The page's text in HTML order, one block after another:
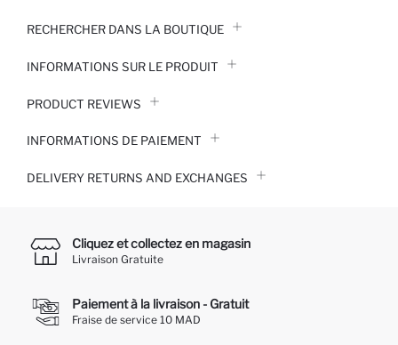
RECHERCHER DANS LA BOUTIQUE
INFORMATIONS SUR LE PRODUIT
PRODUCT REVIEWS
INFORMATIONS DE PAIEMENT
DELIVERY RETURNS AND EXCHANGES
Cliquez et collectez en magasin
Livraison Gratuite
Paiement à la livraison - Gratuit
Fraise de service 10 MAD